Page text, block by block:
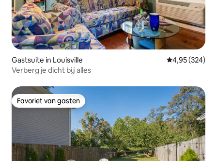
Gastsuite in Louisville Gemiddelde
4,95 (324)
Verberg je dicht bij alles
Favoriet van gasten
Favoriet van gasten